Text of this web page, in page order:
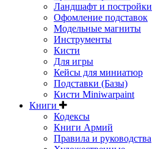
Ландшафт и постройки
Офомление подставок
Модельные магниты
Инструменты
Кисти
Для игры
Кейсы для миниатюр
Подставки (Базы)
Кисти Miniwarpaint
Книги
Кодексы
Книги Армий
Правила и руководства